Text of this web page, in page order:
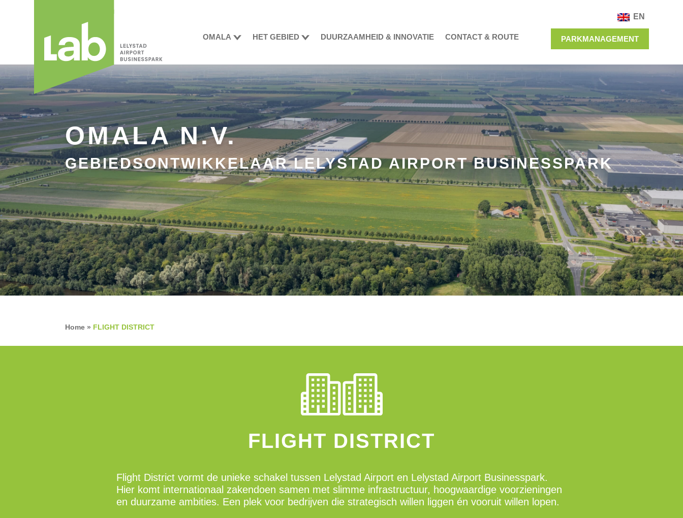
EN
OMALA HET GEBIED DUURZAAMHEID & INNOVATIE CONTACT & ROUTE PARKMANAGEMENT
OMALA N.V.
GEBIEDSONTWIKKELAAR LELYSTAD AIRPORT BUSINESSPARK
Home » FLIGHT DISTRICT
FLIGHT DISTRICT
Flight District vormt de unieke schakel tussen Lelystad Airport en Lelystad Airport Businesspark.
Hier komt internationaal zakendoen samen met slimme infrastructuur, hoogwaardige voorzieningen
en duurzame ambities. Een plek voor bedrijven die strategisch willen liggen én vooruit willen lopen.